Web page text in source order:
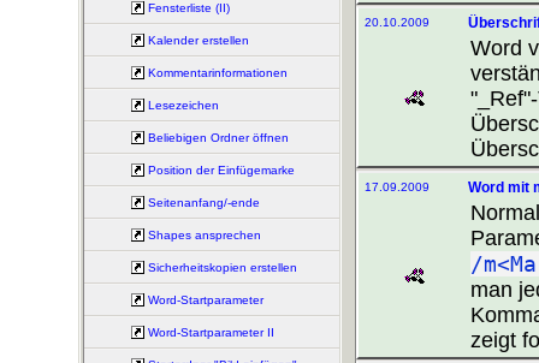
Fensterliste (II)
Kalender erstellen
Kommentarinformationen
Lesezeichen
Beliebigen Ordner öffnen
Position der Einfügemarke
Seitenanfang/-ende
Shapes ansprechen
Sicherheitskopien erstellen
Word-Startparameter
Word-Startparameter II
20.10.2009
Word
17.09.2009 Word mit
/
man
zeigt